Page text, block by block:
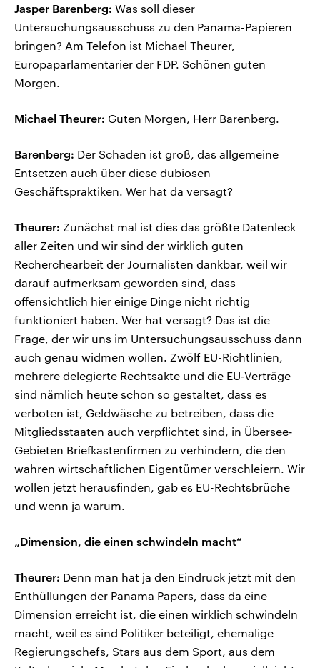
Jasper Barenberg: Was soll dieser
Untersuchungsausschuss zu den Panama-Papieren
bringen? Am Telefon ist Michael Theurer,
Europaparlamentarier der FDP. Schönen guten
Morgen.
Michael Theurer: Guten Morgen, Herr Barenberg.
Barenberg: Der Schaden ist groß, das allgemeine
Entsetzen auch über diese dubiosen
Geschäftspraktiken. Wer hat da versagt?
Theurer: Zunächst mal ist dies das größte Datenleck
aller Zeiten und wir sind der wirklich guten
Recherchearbeit der Journalisten dankbar, weil wir
darauf aufmerksam geworden sind, dass
offensichtlich hier einige Dinge nicht richtig
funktioniert haben. Wer hat versagt? Das ist die
Frage, der wir uns im Untersuchungsausschuss dann
auch genau widmen wollen. Zwölf EU-Richtlinien,
mehrere delegierte Rechtsakte und die EU-Verträge
sind nämlich heute schon so gestaltet, dass es
verboten ist, Geldwäsche zu betreiben, dass die
Mitgliedsstaaten auch verpflichtet sind, in Übersee-
Gebieten Briefkastenfirmen zu verhindern, die den
wahren wirtschaftlichen Eigentümer verschleiern. Wir
wollen jetzt herausfinden, gab es EU-Rechtsbrüche
und wenn ja warum.
„Dimension, die einen schwindeln macht“
Theurer: Denn man hat ja den Eindruck jetzt mit den
Enthüllungen der Panama Papers, dass da eine
Dimension erreicht ist, die einen wirklich schwindeln
macht, weil es sind Politiker beteiligt, ehemalige
Regierungschefs, Stars aus dem Sport, aus dem